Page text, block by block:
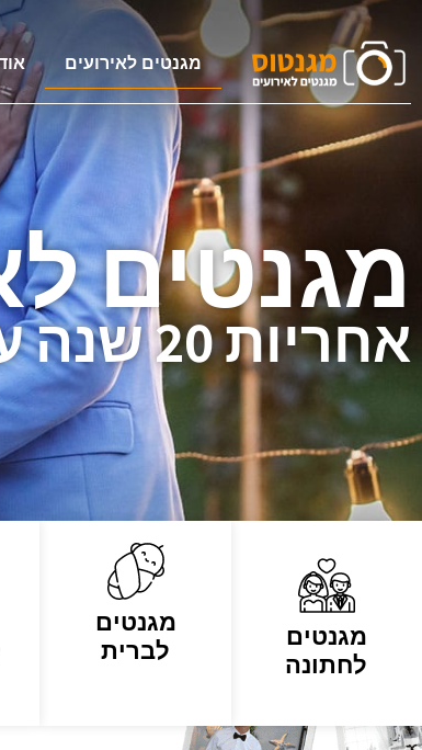
מגנטים לאירועים
מגנטים
אחריות 20 שנה על המגנטים
מגנטים
לחתונה
מגנטים
לברית